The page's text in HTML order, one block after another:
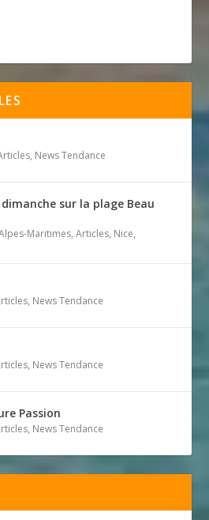
, News Tendance
sur la plage Beau
Maritimes,Articles, Nice,
, News Tendance
, News Tendance
Passion
, News Tendance